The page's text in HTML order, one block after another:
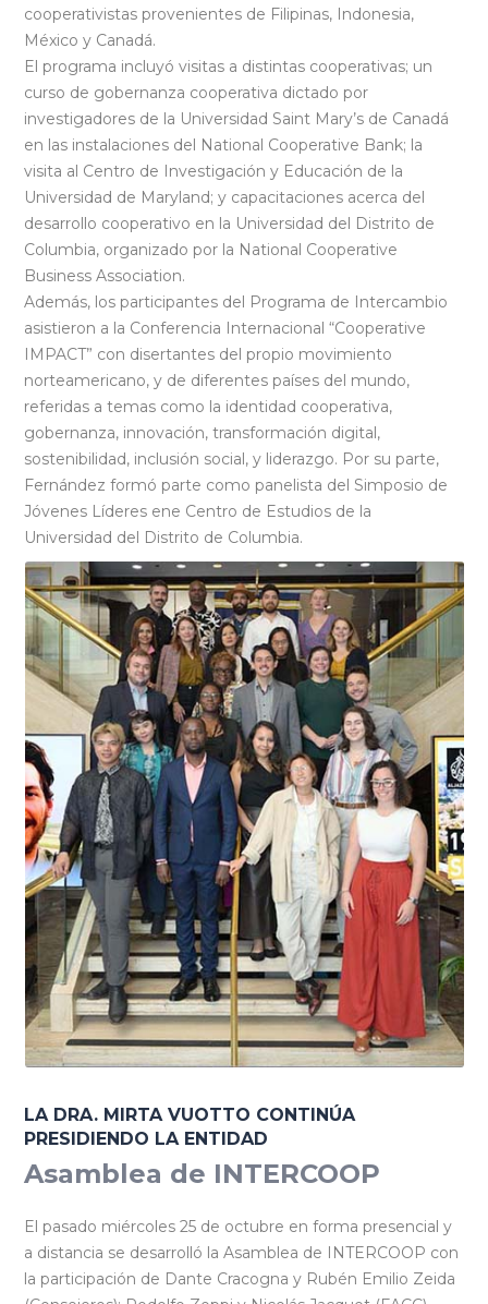
cooperativistas provenientes de Filipinas, Indonesia,
México y Canadá.
El programa incluyó visitas a distintas cooperativas; un
curso de gobernanza cooperativa dictado por
investigadores de la Universidad Saint Mary’s de Canadá
en las instalaciones del National Cooperative Bank; la
visita al Centro de Investigación y Educación de la
Universidad de Maryland; y capacitaciones acerca del
desarrollo cooperativo en la Universidad del Distrito de
Columbia, organizado por la National Cooperative
Business Association.
Además, los participantes del Programa de Intercambio
asistieron a la Conferencia Internacional “Cooperative
IMPACT” con disertantes del propio movimiento
norteamericano, y de diferentes países del mundo,
referidas a temas como la identidad cooperativa,
gobernanza, innovación, transformación digital,
sostenibilidad, inclusión social, y liderazgo. Por su parte,
Fernández formó parte como panelista del Simposio de
Jóvenes Líderes ene Centro de Estudios de la
Universidad del Distrito de Columbia.
LA DRA. MIRTA VUOTTO CONTINÚA
PRESIDIENDO LA ENTIDAD
Asamblea de INTERCOOP
El pasado miércoles 25 de octubre en forma presencial y
a distancia se desarrolló la Asamblea de INTERCOOP con
la participación de Dante Cracogna y Rubén Emilio Zeida